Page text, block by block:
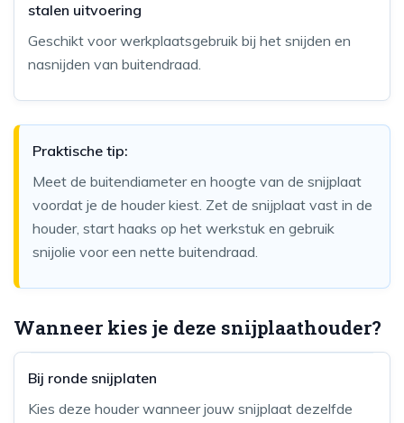
stalen uitvoering
Geschikt voor werkplaatsgebruik bij het snijden en
nasnijden van buitendraad.
Praktische tip:
Meet de buitendiameter en hoogte van de snijplaat
voordat je de houder kiest. Zet de snijplaat vast in de
houder, start haaks op het werkstuk en gebruik
snijolie voor een nette buitendraad.
Wanneer kies je deze snijplaathouder?
Bij ronde snijplaten
Kies deze houder wanneer jouw snijplaat dezelfde